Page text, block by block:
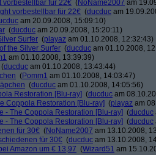
vorbestellbar für 22€ (NoName2007 am
vorbestellbar für 22€ (ducduc am
am 20.09.2008, 15:09:10)
(ducduc am 20.09.2008, 15:20:11)
Surfer (playaz am 01.10.2008, 12:32:43)
the Silver Surfer (ducduc am 01.10.2008,
am 01.10.2008, 13:39:39)
(ducduc am 01.10.2008, 13:43:44)
(Pomm1 am 01.10.2008, 14:03:47)
(ducduc am 01.10.2008, 14:05:56)
Restoration [Blu-ray] (ducduc am
Coppola Restoration [Blu-ray] (playaz am
- The Coppola Restoration [Blu-ray] (ducduc
- The Coppola Restoration [Blu-ray] (ducduc
für 30€ (NoName2007 am 13.10.2008,
für 30€ (ducduc am 13.10.2008,
Amazon um € 13,97 (Wizard51 am